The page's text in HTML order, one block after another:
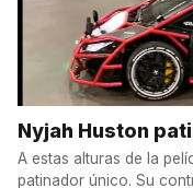
Nyjah Huston
A estas alturas de la
patinador único. Su